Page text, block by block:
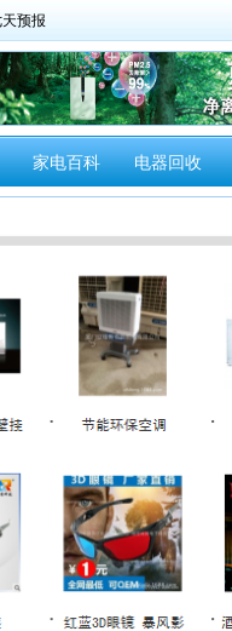
家电百科 电器回收